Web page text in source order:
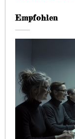
Empfohlen